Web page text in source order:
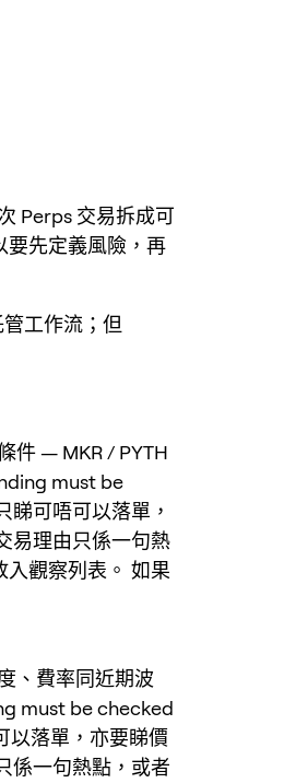
Perps 交易拆成可
要先定義風險，再
工作流；但
件 — MKR / PYTH
must be
可唔可以落單，
易理由只係一句熱
觀察列表。 如果
、費率同近期波
must be checked
以落單，亦要睇價
係一句熱點，或者